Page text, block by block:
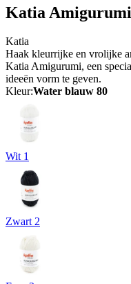
Katia
Katia
Haak kleurrijke en vrolijke
Katia Amigurumi, een
ideeën vorm te geven.
Kleur:Water blauw 80
Wit 1
Zwart 2